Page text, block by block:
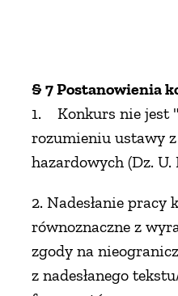
§ 7 Postanowienia
1. Konkurs nie jest
rozumieniu ustawy z
hazardowych (Dz. U.
2. Nadesłanie pracy
równoznaczne z
zgody na
z nadesłanego